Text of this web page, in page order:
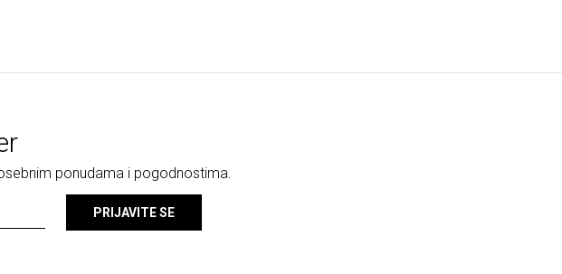
ponudama i pogodnostima.
PRIJAVITE SE